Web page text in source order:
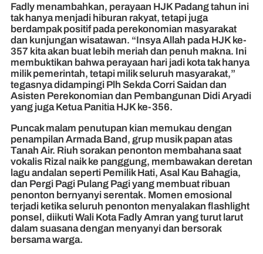
Fadly menambahkan, perayaan HJK Padang tahun ini
tak hanya menjadi hiburan rakyat, tetapi juga
berdampak positif pada perekonomian masyarakat
dan kunjungan wisatawan. “Insya Allah pada HJK ke-
357 kita akan buat lebih meriah dan penuh makna. Ini
membuktikan bahwa perayaan hari jadi kota tak hanya
milik pemerintah, tetapi milik seluruh masyarakat,”
tegasnya didampingi Plh Sekda Corri Saidan dan
Asisten Perekonomian dan Pembangunan Didi Aryadi
yang juga Ketua Panitia HJK ke-356.
Puncak malam penutupan kian memukau dengan
penampilan Armada Band, grup musik papan atas
Tanah Air. Riuh sorakan penonton membahana saat
vokalis Rizal naik ke panggung, membawakan deretan
lagu andalan seperti Pemilik Hati, Asal Kau Bahagia,
dan Pergi Pagi Pulang Pagi yang membuat ribuan
penonton bernyanyi serentak. Momen emosional
terjadi ketika seluruh penonton menyalakan flashlight
ponsel, diikuti Wali Kota Fadly Amran yang turut larut
dalam suasana dengan menyanyi dan bersorak
bersama warga.